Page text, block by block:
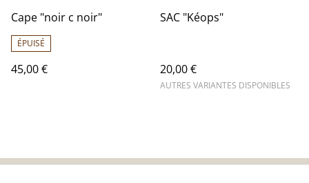
Cape "noir c noir"
ÉPUISÉ
45,00 €
SAC "Kéops"
20,00 €
AUTRES VARIANTES DISPONIBLES